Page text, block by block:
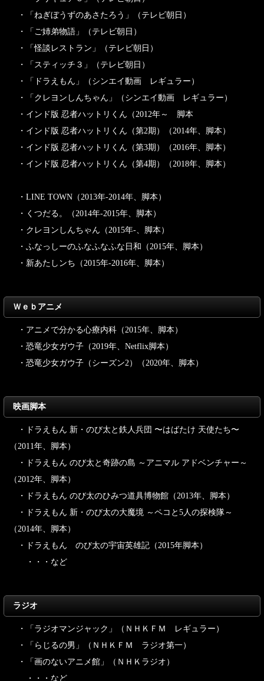
・「ねぎぼうずのあさたろう」（テレビ朝日）
・「ご姉弟物語」（テレビ朝日）
・「怪談レストラン」（テレビ朝日）
・「スティッチ３」（テレビ朝日）
・「ドラえもん」（シンエイ動画 レギュラー）
・「クレヨンしんちゃん」（シンエイ動画 レギュラー）
・インド版 忍者ハットリくん（2012年～ 脚本
・インド版 忍者ハットリくん（第2期）（2014年、脚本）
・インド版 忍者ハットリくん（第3期）（2016年、脚本）
・インド版 忍者ハットリくん（第4期）（2018年、脚本）
・LINE TOWN（2013年-2014年、脚本）
・くつだる。（2014年-2015年、脚本）
・クレヨンしんちゃん（2015年-、脚本）
・ふなっしーのふなふなふな日和（2015年、脚本）
・新あたしンち（2015年-2016年、脚本）
Ｗｅｂアニメ
・アニメで分かる心療内科（2015年、脚本）
・恐竜少女ガウ子（2019年、Netflix脚本）
・恐竜少女ガウ子（シーズン2）（2020年、脚本）
映画脚本
・ドラえもん 新・のび太と鉄人兵団 〜はばたけ 天使たち〜
（2011年、脚本）
・ドラえもん のび太と奇跡の島 ～アニマル アドベンチャー～
（2012年、脚本）
・ドラえもん のび太のひみつ道具博物館（2013年、脚本）
・ドラえもん 新・のび太の大魔境 ～ペコと5人の探検隊～
（2014年、脚本）
・ドラえもん のび太の宇宙英雄記（2015年脚本）
・・・など
ラジオ
・「ラジオマンジャック」（ＮＨＫＦＭ レギュラー）
・「らじるの男」（ＮＨＫＦＭ ラジオ第一）
・「画のないアニメ館」（ＮＨＫラジオ）
・・・など